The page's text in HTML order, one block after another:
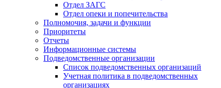
Отдел ЗАГС
Отдел опеки и попечительства
Полномочия, задачи и функции
Приоритеты
Отчеты
Информационные системы
Подведомственные организации
Список подведомственных организаций
Учетная политика в подведомственных
организациях